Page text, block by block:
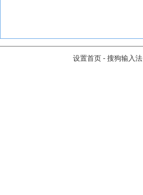
设置首页 - 搜狗输入法